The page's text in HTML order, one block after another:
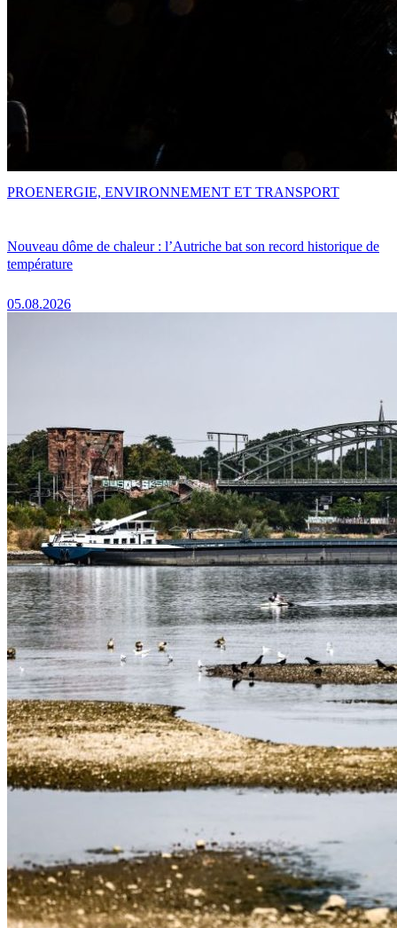
Nouveau dôme de chaleur : l’Autriche bat son record historique de
température
05.08.2026
PROENERGIE, ENVIRONNEMENT ET TRANSPORT